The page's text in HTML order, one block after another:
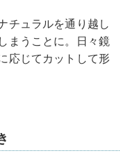
チュラルを通り越し
まうことに。日々鏡
応じてカットして形